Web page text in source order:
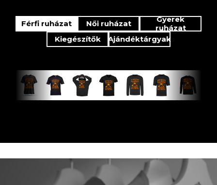
Férfi ruházat Női ruházat
Gyerek
ruházat
Kiegészítők
Ajándéktárgyak